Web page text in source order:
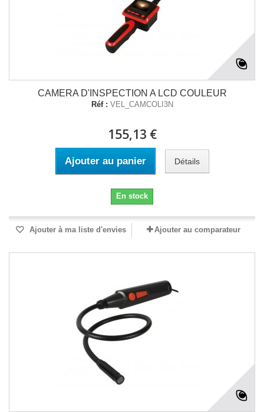
CAMERA D'INSPECTION A LCD COULEUR
Réf : VEL_CAMCOLI3N
155,13 €
Ajouter au panier Détails
En stock
Ajouter à ma liste d'envies Ajouter au comparateur